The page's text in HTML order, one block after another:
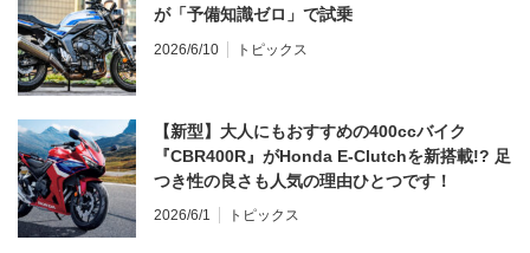
が「予備知識ゼロ」で試乗
2026/6/10 トピックス
【新型】大人にもおすすめの400ccバイク
『CBR400R』がHonda E-Clutchを新搭載!? 足
つき性の良さも人気の理由ひとつです！
2026/6/1 トピックス